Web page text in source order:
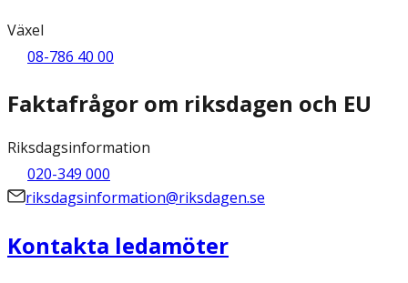
Växel
08-786 40 00
Faktafrågor om riksdagen och EU
Riksdagsinformation
020-349 000
riksdagsinformation@riksdagen.se
Kontakta ledamöter